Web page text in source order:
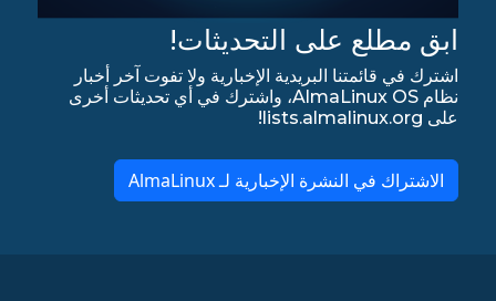
ابق مطلع على التحديثات!
اشترك في قائمتنا البريدية الإخبارية ولا تفوت آخر أخبار
نظام AlmaLinux OS، واشترك في أي تحديثات أخرى
على lists.almalinux.org!
الاشتراك في النشرة الإخبارية لـ AlmaLinux